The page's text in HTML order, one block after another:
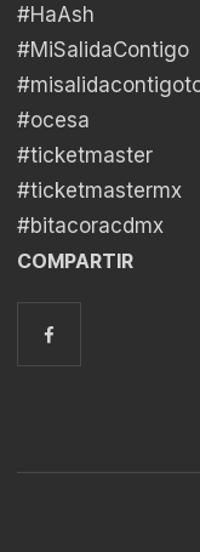
#HaAsh
#MiSalidaContigo
#ocesa
#ticketmaster
#ticketmastermx
#bitacoracdmx
COMPARTIR